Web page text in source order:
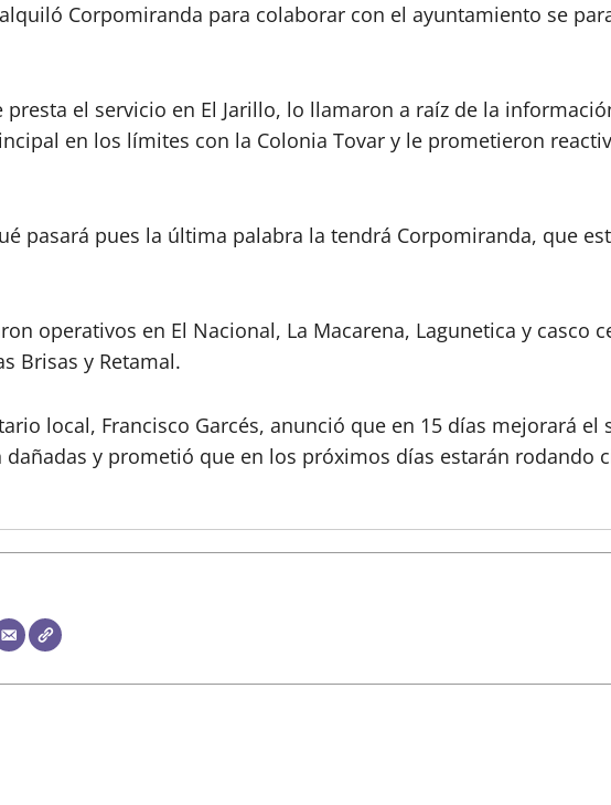
Corpomiranda para colaborar con el ayuntamiento se
el servicio en El Jarillo, lo llamaron a raíz de la
en los límites con la Colonia Tovar y le prometieron
pasará pues la última palabra la tendrá Corpomiranda, que
operativos en El Nacional, La Macarena, Lagunetica y casco
Brisas y Retamal.
local, Francisco Garcés, anunció que en 15 días mejorará
y prometió que en los próximos días estarán rodando